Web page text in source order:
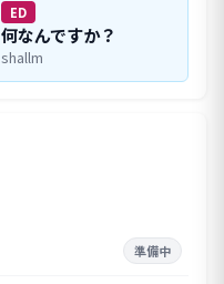
ED
何なんですか？
shallm
準備中